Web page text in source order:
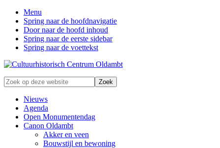
Menu
Spring naar de hoofdnavigatie
Door naar de hoofd inhoud
Spring naar de eerste sidebar
Spring naar de voettekst
Zonder
verleden
geen
toekomst
Zoek
op
deze
website
Nieuws
Agenda
Open Monumentendag
Canon Oldambt
Akker en veen
Bouwstijl en bewoning